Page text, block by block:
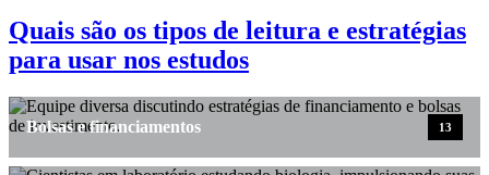
Quais são os tipos de leitura e estratégias
para usar nos estudos
Bolsas e financiamentos 13